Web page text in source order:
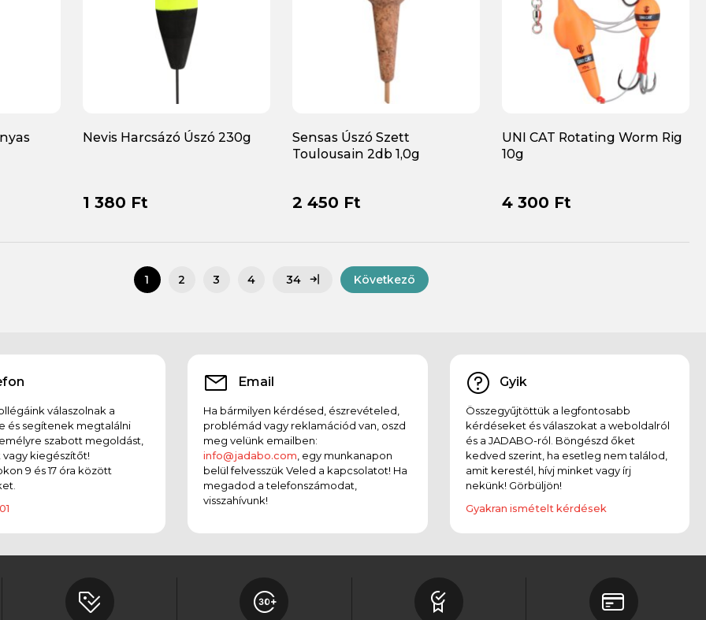
Nevis Harcsázó Úszó 230g
1 380 Ft
Sensas Úszó Szett
Toulousain 2db 1,0g
2 450 Ft
UNI CAT Rotating Worm Rig
10g
4 300 Ft
1 2 3 4 34 Következő
válaszolnak a
és segítenek megtalálni
szabott megoldást,
kiegészítőt!
9 és 17 óra között
Email
Ha bármilyen kérdésed, észrevételed,
problémád vagy reklamációd van, oszd
meg velünk emailben:
info@jadabo.com , egy munkanapon
belül felvesszük Veled a kapcsolatot! Ha
megadod a telefonszámodat,
visszahívunk!
Gyik
Összegyűjtöttük a legfontosabb
kérdéseket és válaszokat a weboldalról
és a JADABO-ról. Böngészd őket
kedved szerint, ha esetleg nem találod,
amit kerestél, hívj minket vagy írj
nekünk! Görbüljön!
Gyakran ismételt kérdések